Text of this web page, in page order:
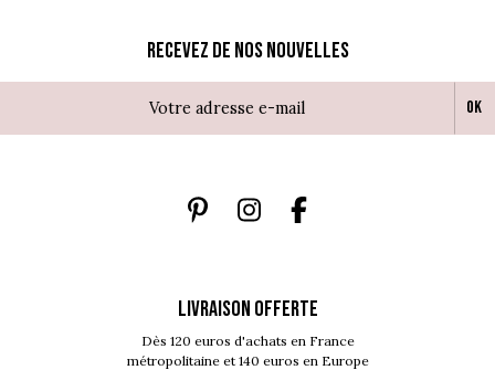
Recevez de nos nouvelles
Ok
LIVRAISON OFFERTE
Dès 120 euros d'achats en France
métropolitaine et 140 euros en Europe